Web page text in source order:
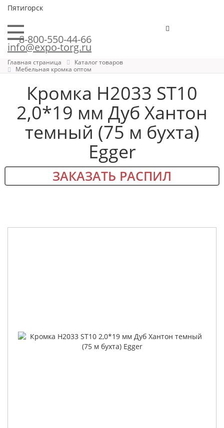
Пятигорск
8-800-550-44-66
info@expo-torg.ru
Главная страница
Каталог товаров
Мебельная кромка оптом
Кромка H2033 ST10
2,0*19 мм Дуб Хантон
темный (75 м бухта)
Egger
ЗАКАЗАТЬ РАСПИЛ